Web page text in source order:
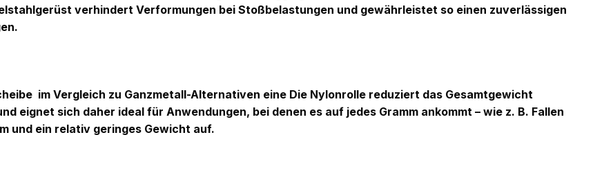
verhindert Verformungen bei Stoßbelastungen und gewährleistet so einen zuverlässigen
im Vergleich zu Ganzmetall-Alternativen eine Die Nylonrolle reduziert das Gesamtgewicht
eignet sich daher ideal für Anwendungen, bei denen es auf jedes Gramm ankommt – wie z. B. Fallen
und ein relativ geringes Gewicht auf.